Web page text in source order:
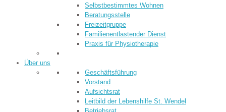
Selbstbestimmtes Wohnen
Beratungsstelle
Freizeitgruppe
Familienentlastender Dienst
Praxis für Physiotherapie
Über uns
Geschäftsführung
Vorstand
Aufsichtsrat
Leitbild der Lebenshilfe St. Wendel